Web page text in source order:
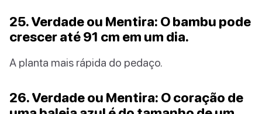
25. Verdade ou Mentira: O bambu pode
crescer até 91 cm em um dia.
A planta mais rápida do pedaço.
26. Verdade ou Mentira: O coração de